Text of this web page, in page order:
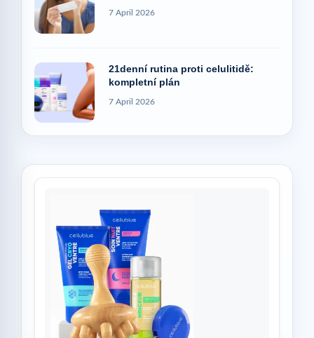
7 April 2026
21denní rutina proti celulitidě:
kompletní plán
7 April 2026